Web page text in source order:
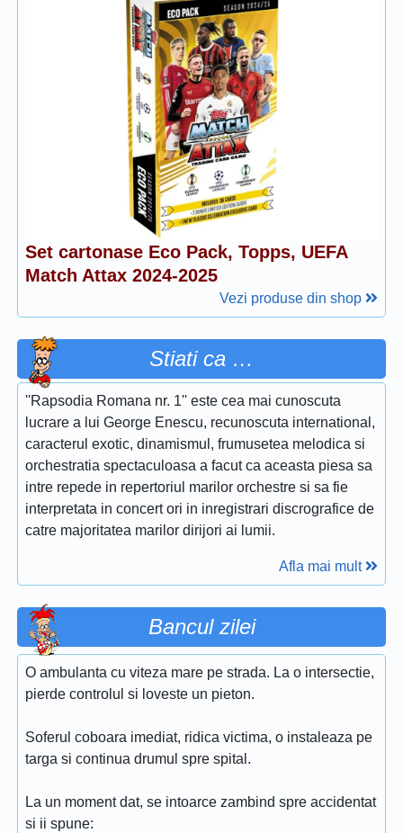
Set cartonase Eco Pack, Topps, UEFA
Match Attax 2024-2025
Vezi produse din shop
Stiati ca …
''Rapsodia Romana nr. 1'' este cea mai cunoscuta
lucrare a lui George Enescu, recunoscuta international,
caracterul exotic, dinamismul, frumusetea melodica si
orchestratia spectaculoasa a facut ca aceasta piesa sa
intre repede in repertoriul marilor orchestre si sa fie
interpretata in concert ori in inregistrari discrografice de
catre majoritatea marilor dirijori ai lumii.
Afla mai mult
Bancul zilei
O ambulanta cu viteza mare pe strada. La o intersectie,
pierde controlul si loveste un pieton.
Soferul coboara imediat, ridica victima, o instaleaza pe
targa si continua drumul spre spital.
La un moment dat, se intoarce zambind spre accidentat
si ii spune: